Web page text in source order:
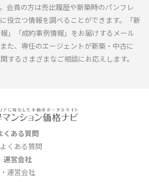
会員の方は売出履歴や新築時のパンフレ
役立つ情報を調べることができます。「新
」「成約事例情報」をお届けするメール
た、専任のエージェントが新築・中古に
するさまざまなご相談にお応えします。
くある質問
よくある質問
運営会社
運営会社